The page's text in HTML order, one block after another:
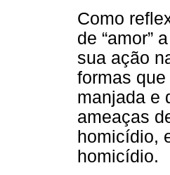
Como
de “amor”
sua ação
formas
manjada e
ameaças
homicídio,
homicídio.